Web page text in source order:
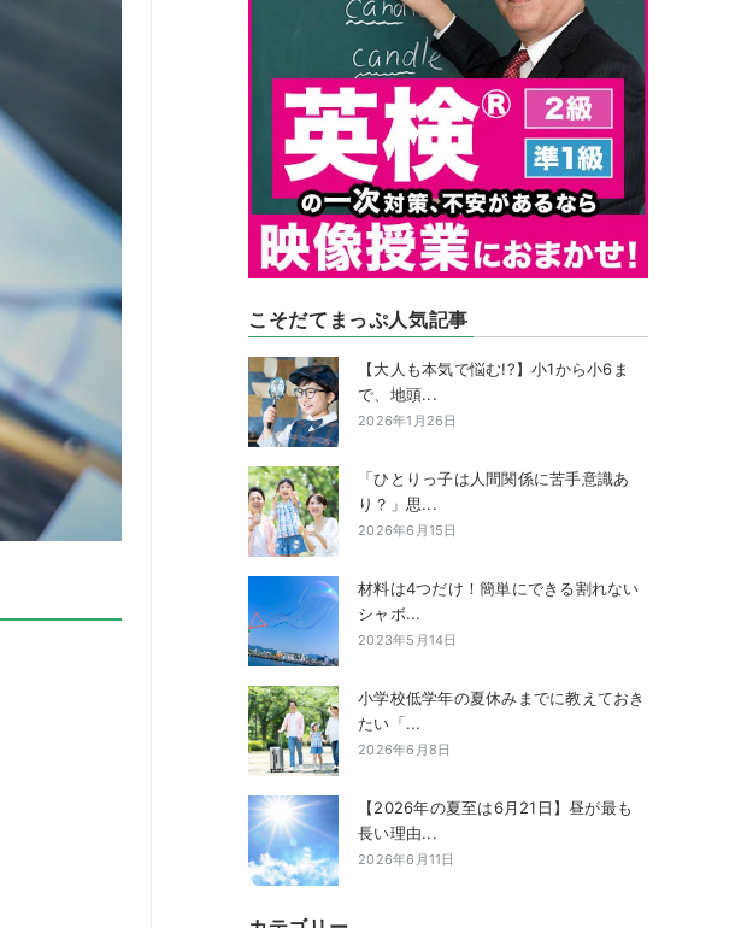
こそだてまっぷ人気記事
【大人も本気で悩む!?】小1から小6ま
で、地頭...
2026年1月26日
「ひとりっ子は人間関係に苦手意識あ
り？」思...
2026年6月15日
材料は4つだけ！簡単にできる割れない
シャボ...
2023年5月14日
小学校低学年の夏休みまでに教えておき
たい「...
2026年6月8日
【2026年の夏至は6月21日】昼が最も
長い理由...
2026年6月11日